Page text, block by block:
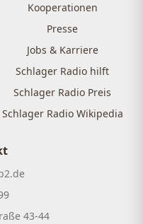
Kooperationen
Presse
Jobs & Karriere
Schlager Radio hilft
Schlager Radio Preis
Schlager Radio Wikipedia
43-44